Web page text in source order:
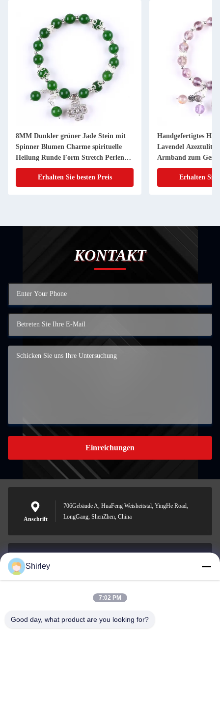
8MM Dunkler grüner Jade Stein mit
Spinner Blumen Charme spirituelle
Heilung Runde Form Stretch Perlen
Armband
Erhalten Sie besten Preis
Handgefertigtes
Lavendel Azeztulit
Armband zum
Erhalten Sie
KONTAKT
Einreichungen
Anschrift
706Gebäude A, HuaFeng Weisheitstal, YingHe Road,
LongGang, ShenZhen, China
E-Mail-Adresse
0086-18148506772
Shirley
7:02 PM
Good day, what product are you looking for?